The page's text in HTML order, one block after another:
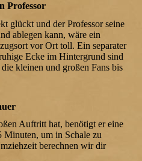
Professor
glückt und der Professor seine
ablegen kann, wäre ein
vor Ort toll. Ein separater
Ecke im Hintergrund sind
kleinen und großen Fans bis
Auftritt hat, benötigt er eine
um in Schale zu
berechnen wir dir